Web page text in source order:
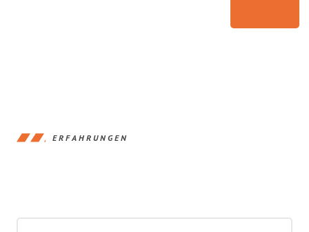
ERFAHRUNGEN